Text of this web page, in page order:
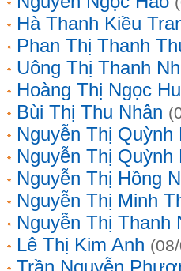
Hà Thanh Kiều
Phan Thị Thanh
Uông Thị Thanh
Hoàng Thị Ngọc
Bùi Thị Thu Nhân
Nguyễn Thị Quỳnh
Nguyễn Thị Quỳnh
Nguyễn Thị Hồng
Nguyễn Thị Minh
Nguyễn Thị Thanh
Lê Thị Kim Anh
Trần Nguyễn